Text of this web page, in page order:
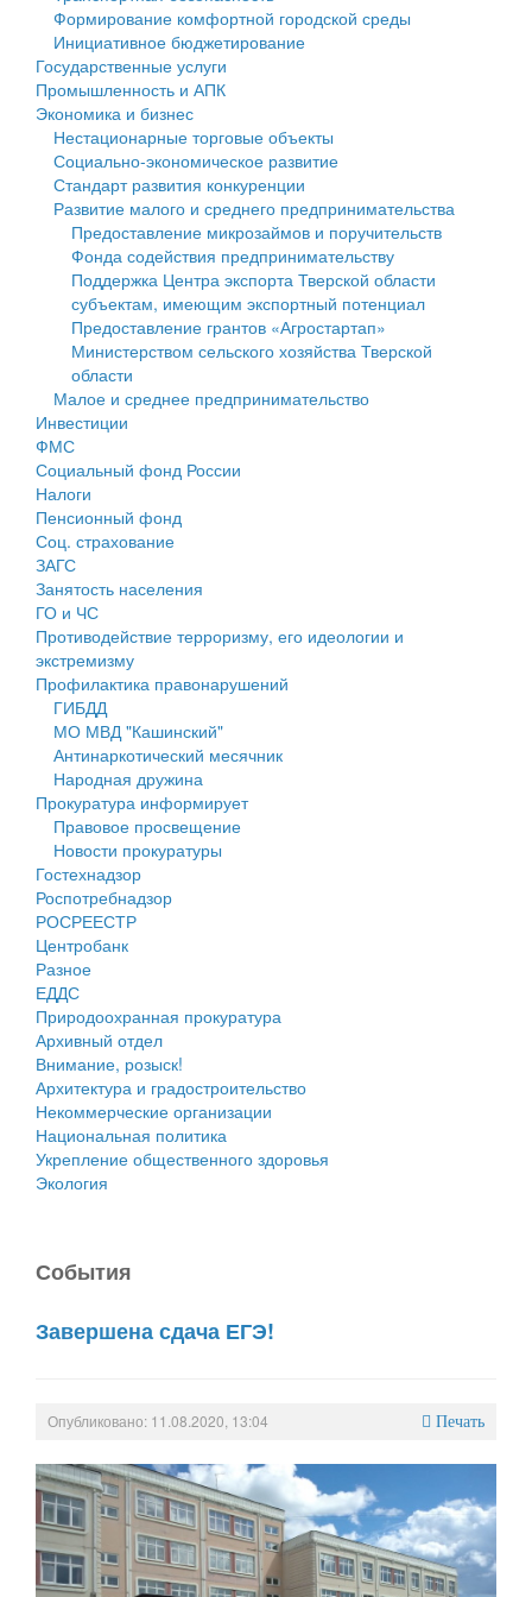
Государственные услуги
Промышленность и АПК
Экономика и бизнес
Символика
Устав
Гостям округа
Туризм
Культура
Образование
Здравоохранение
Социальная защита
Фотоальбом
муниципального округа Тверской области
Администрация Кашинского муниципального округа
Тверской области
Управление сельскими территориями
Открытые данные
Работа с обращениями граждан
Муниципальный контроль
Муниципальные услуги
Проекты административных регламентов
Антимонопольный комплаенс
Противодействие коррупции
Финансовое управление
Бюджет для граждан
Имущество
Выявление правообладателей ранее учтенных
объектов недвижимости
Имущественная поддержка субъектов малого и
среднего предпринимательства
Информационная поддержка субъектов малого и
среднего предпринимательства
Муниципальные программы
Контрольно-счетная палата
Персональные данные
Оценка регулирующего воздействия
Деятельность МУ
Нормативы градостроительного проектирования
Правила землепользования и застройки
Генеральные планы
Проекты планировки территории
Собрание депутатов
Городское поселение
Сельские поселения
Формирование комфортной городской среды
Инициативное бюджетирование
Государственные услуги
Промышленность и АПК
Экономика и бизнес
Нестационарные торговые объекты
Социально-экономическое развитие
Стандарт развития конкуренции
Развитие малого и среднего предпринимательства
Предоставление микрозаймов и поручительств
Фонда содействия предпринимательству
Поддержка Центра экспорта Тверской области
субъектам, имеющим экспортный потенциал
Предоставление грантов «Агростартап»
Министерством сельского хозяйства Тверской
области
Малое и среднее предпринимательство
Инвестиции
ФМС
Социальный фонд России
Налоги
Пенсионный фонд
Соц. страхование
ЗАГС
Занятость населения
ГО и ЧС
Противодействие терроризму, его идеологии и
экстремизму
Профилактика правонарушений
ГИБДД
МО МВД "Кашинский"
Антинаркотический месячник
Народная дружина
Прокуратура информирует
Правовое просвещение
Новости прокуратуры
Гостехнадзор
Роспотребнадзор
РОСРЕЕСТР
Центробанк
Разное
ЕДДС
Природоохранная прокуратура
Архивный отдел
Внимание, розыск!
Архитектура и градостроительство
Некоммерческие организации
Национальная политика
Укрепление общественного здоровья
Экология
События
Завершена сдача ЕГЭ!
Опубликовано: 11.08.2020, 13:04 Печать